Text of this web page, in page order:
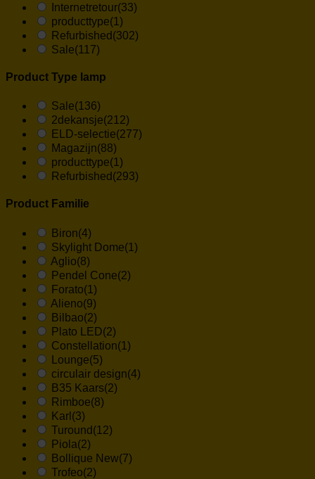
Internetretour(33)
producttype(1)
Refurbished (302)
Sale(117)
Product Type lamp
Sale(136)
2dekansje(212)
ELD-selectie(277)
Magazijn(88)
producttype(1)
Refurbished (293)
Product Familie
Biron(4)
Skylight Dome(1)
Aglio(8)
Pendel Cone(2)
Forato(1)
Alieno(9)
Bilbao(2)
Plato LED(2)
Constellation(1)
Lounge(5)
circulair design(4)
B35 Kaars(2)
Rimboe(8)
Karl (3)
Turound (12)
Piola(2)
Bollique New(7)
Trofeo(2)